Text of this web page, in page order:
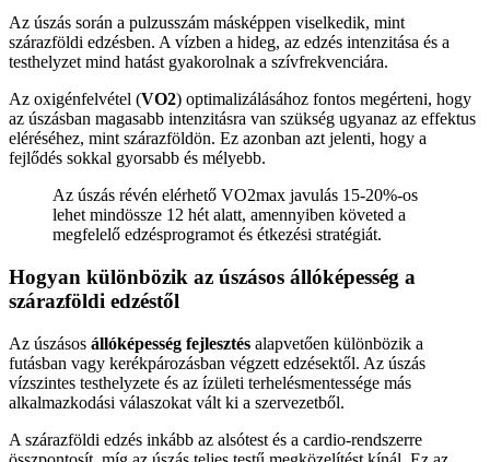
Az úszás során a pulzusszám másképpen viselkedik, mint
szárazföldi edzésben. A vízben a hideg, az edzés intenzitása és a
testhelyzet mind hatást gyakorolnak a szívfrekvenciára.
Az oxigénfelvétel (VO2) optimalizálásához fontos megérteni, hogy
az úszásban magasabb intenzitásra van szükség ugyanaz az effektus
eléréséhez, mint szárazföldön. Ez azonban azt jelenti, hogy a
fejlődés sokkal gyorsabb és mélyebb.
Az úszás révén elérhető VO2max javulás 15-20%-os
lehet mindössze 12 hét alatt, amennyiben követed a
megfelelő edzésprogramot és étkezési stratégiát.
Hogyan különbözik az úszásos állóképesség a
szárazföldi edzéstől
Az úszásos állóképesség fejlesztés alapvetően különbözik a
futásban vagy kerékpározásban végzett edzésektől. Az úszás
vízszintes testhelyzete és az ízületi terhelésmentessége más
alkalmazkodási válaszokat vált ki a szervezetből.
A szárazföldi edzés inkább az alsótest és a cardio-rendszerre